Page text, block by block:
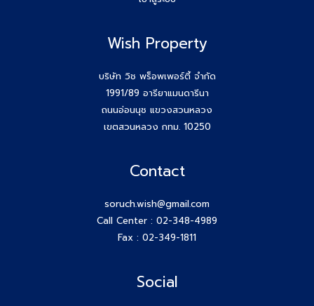
ขอบคุณกสิกรที่เข้าร่วมเป็นพันธมิตรของบริษัท #Wishproperty
สัมมนาสมาชิก Wish วันพุธที่ 26 พ.ย.68
Agent Wish ปิดการขายสำเร็จค่ะ!! คุณเอกรักษ์ (หนุ่ม) 064-
สร้างตัวตนให้ชัด สร้างโอกาสให้ใช่กับ #โค้ชก้อย
รับ Listing ฝากขายที่ดิน 100 ล้าน ได้ง่ายๆ ทำยังไง
วันพุธที่ 12 พ.ย 68 #สมาชิกWish เปิดโลกกว้างอีก 1 คอร์ส กับ
Wish Property
บริษัท วิช พร็อพเพอร์ตี้ จำกัด
1991/89 อารียาแมนดารีนา
ถนนอ่อนนุช แขวงสวนหลวง
เขตสวนหลวง กทม. 10250
Contact
soruch.wish@gmail.com
Call Center : 02-348-4989
Fax : 02-349-1811
Social